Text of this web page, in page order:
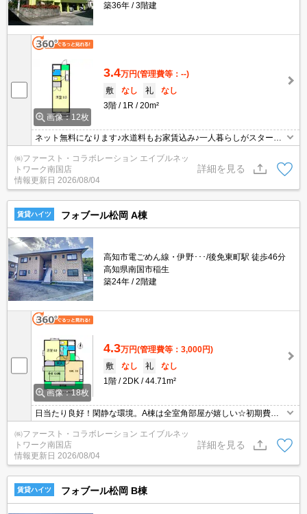
築36年
3階建
画像：12枚
3.4万円(管理費等：--)
敷
なし 礼
なし
3階
1R 20m²
ネット無料になります♪水道料もお家賃込み♪一人暮らしがスタート
しやすいお手頃物件です★
㈱ファースト・コラボレーション エイブルネッ
トワーク南国店
情報更新日 2026/08/04
詳細を見る
賃貸ハイツ フォブール松岡 A棟
高知市電ごめん線・伊野･･･/後免東町駅 徒歩46分
高知県南国市稲生
築24年
2階建
画像：18枚
4.3万円(管理費等：3,000円)
敷
なし 礼
なし
1階
2DK 44.71m²
日当たり良好！閑静な環境。A棟は全室角部屋が嬉しい☆初期費用
軽減！
㈱ファースト・コラボレーション エイブルネッ
トワーク南国店
情報更新日 2026/08/04
詳細を見る
賃貸ハイツ フォブール松岡 B棟